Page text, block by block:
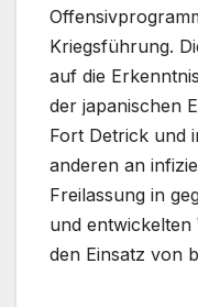
Kriegsführung.
auf die
der japanischen
Fort Detrick und
anderen an
Freilassung in
und
den Einsatz von